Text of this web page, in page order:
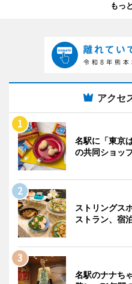
もっ
アクセ
名駅に「東京
の共同ショッ
ストリングス
ストラン、宿
名駅のナナち